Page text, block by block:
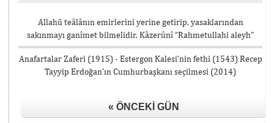
Allahü teâlânın emirlerini yerine getirip, yasaklarından
sakınmayı ganîmet bilmelidir. Kâzerûnî “Rahmetullahi aleyh”
Anafartalar Zaferi (1915) - Estergon Kalesi’nin fethi (1543) Recep
Tayyip Erdoğan’ın Cumhurbaşkanı seçilmesi (2014)
« ÖNCEKI GÜN